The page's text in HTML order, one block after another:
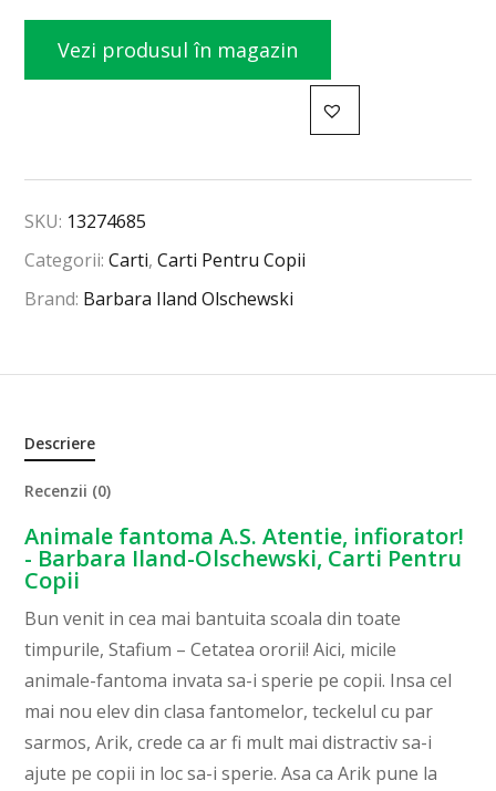
Vezi produsul în magazin
SKU: 13274685
Categorii:Carti,Carti Pentru Copii
Brand: Barbara Iland Olschewski
Descriere
Recenzii (0)
Animale fantoma A.S. Atentie, infiorator!
- Barbara Iland-Olschewski, Carti Pentru
Copii
Bun venit in cea mai bantuita scoala din toate
timpurile, Stafium – Cetatea ororii! Aici, micile
animale-fantoma invata sa-i sperie pe copii. Insa cel
mai nou elev din clasa fantomelor, teckelul cu par
sarmos, Arik, crede ca ar fi mult mai distractiv sa-i
ajute pe copii in loc sa-i sperie. Asa ca Arik pune la